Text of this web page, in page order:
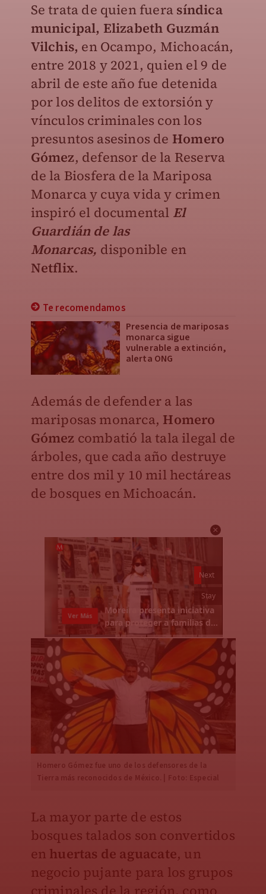
Se trata de quien fuera síndica
municipal, Elizabeth Guzmán
Vilchis, en Ocampo, Michoacán,
entre 2018 y 2021, quien el 9 de
abril de este año fue detenida
por los delitos de extorsión y
vínculos criminales con los
presuntos asesinos de Homero
Gómez, defensor de la Reserva
de la Biosfera de la Mariposa
Monarca y cuya vida y crimen
inspiró el documental El
Guardián de las
Monarcas, disponible en
Netflix.
Te recomendamos
Presencia de mariposas
monarca sigue
vulnerable a extinción,
alerta ONG
Además de defender a las
mariposas monarca, Homero
Gómez combatió la tala ilegal de
árboles, que cada año destruye
entre dos mil y 10 mil hectáreas
de bosques en Michoacán.
Homero Gómez fue uno de los defensores de la
Tierra más reconocidos de México. | Foto: Especial
La mayor parte de estos
bosques talados son convertidos
en huertas de aguacate, un
negocio pujante para los grupos